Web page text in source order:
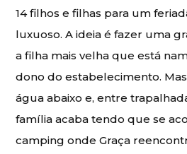
14 filhos e filhas para um
luxuoso. A ideia é fazer uma
a filha mais velha que está
dono do estabelecimento.
água abaixo e, entre
família acaba tendo que se
camping onde Graça